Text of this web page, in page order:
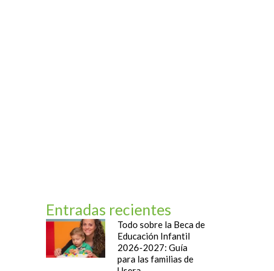
Entradas recientes
Todo sobre la Beca de
Educación Infantil
2026-2027: Guía
para las familias de